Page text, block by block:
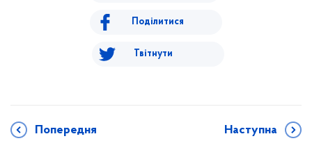
Поділитися
Твітнути
Попередня Наступна